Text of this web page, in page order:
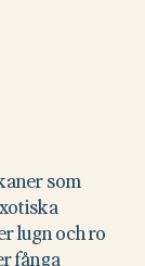
som
lugn och ro
fånga